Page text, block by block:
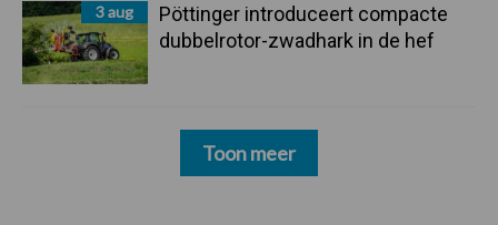
3 aug
Pöttinger introduceert compacte
dubbelrotor-zwadhark in de hef
Toon meer